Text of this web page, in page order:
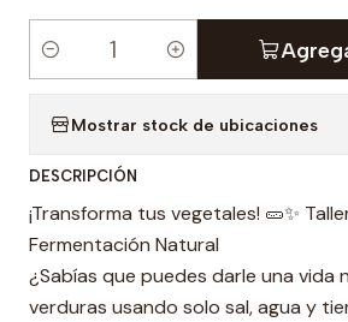
d
a
d
Mostrar stock de ubicaciones
DESCRIPCIÓN
¡Transforma tus vegetales! 🥒✨
Fermentación Natural
¿Sabías que puedes darle una vida
verduras usando solo sal, agua y